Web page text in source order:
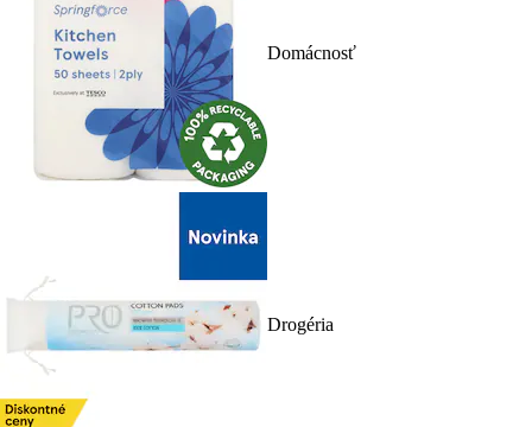
Domácnosť
Drogéria